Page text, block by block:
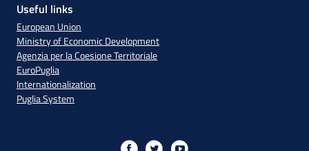
Useful links
European Union
Ministry of Economic Development
Agenzia per la Coesione Territoriale
EuroPuglia
Internationalization
Puglia System